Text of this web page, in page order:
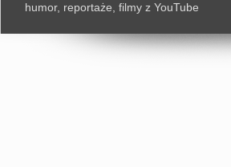
humor, reportaże, filmy z YouTube